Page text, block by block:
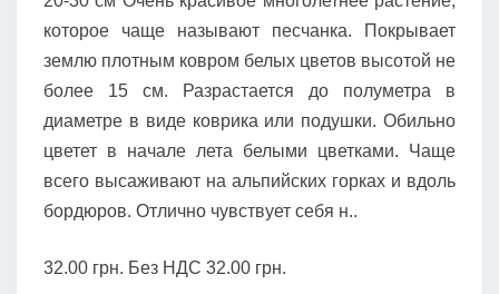
которое чаще называют песчанка. Покрывает
землю плотным ковром белых цветов высотой не
более 15 см. Разрастается до полуметра в
диаметре в виде коврика или подушки. Обильно
цветет в начале лета белыми цветками. Чаще
всего высаживают на альпийских горках и вдоль
бордюров. Отлично чувствует себя н..
32.00 грн. Без НДС 32.00 грн.